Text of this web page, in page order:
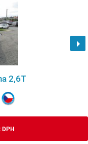
2,6T
DPH